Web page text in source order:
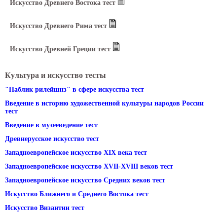
Искусство Древнего Востока тест
Искусство Древнего Рима тест
Искусство Древней Греции тест
Культура и искусство тесты
"Паблик рилейшнз" в сфере искусства тест
Введение в историю художественной культуры народов России
тест
Введение в музееведение тест
Древнерусское искусство тест
Западноевропейское искусство XIX века тест
Западноевропейское искусство XVII-XVIII веков тест
Западноевропейское искусство Средних веков тест
Искусство Ближнего и Среднего Востока тест
Искусство Византии тест